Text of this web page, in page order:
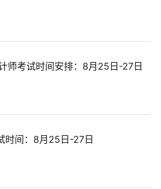
师考试时间安排：8月25日-27日
时间：8月25日-27日